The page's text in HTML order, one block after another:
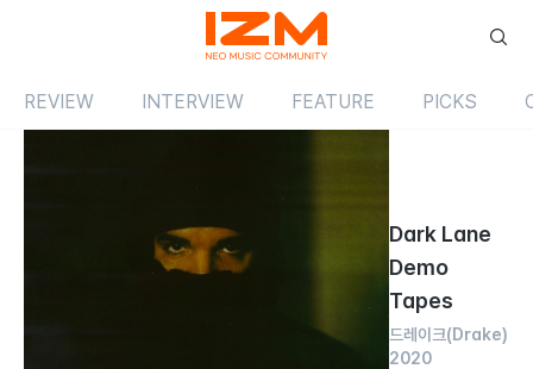
REVIEW INTERVIEW FEATURE PICKS
Dark Lane
Demo
Tapes
드레이크(Drake)
2020